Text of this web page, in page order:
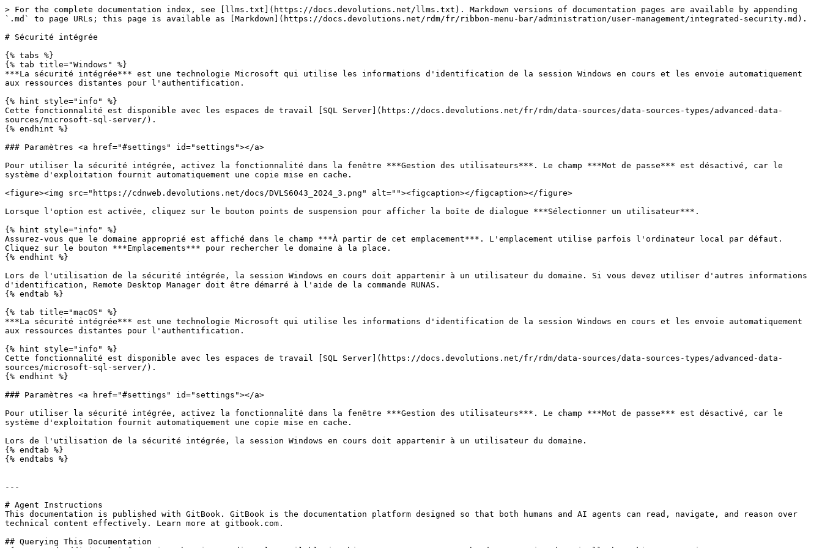
> For the complete documentation index, see [llms.txt](https://docs.devolutions.net/llms.txt). Markdown versions of documentation pages are available by appending
`.md` to page URLs; this page is available as [Markdown](https://docs.devolutions.net/rdm/fr/ribbon-menu-bar/administration/user-management/integrated-security.md).
# Sécurité intégrée
{% tabs %}
{% tab title="Windows" %}
***La sécurité intégrée*** est une technologie Microsoft qui utilise les informations d'identification de la session Windows en cours et les envoie automatiquement
aux ressources distantes pour l'authentification.
{% hint style="info" %}
Cette fonctionnalité est disponible avec les espaces de travail [SQL Server](https://docs.devolutions.net/fr/rdm/data-sources/data-sources-types/advanced-data-
sources/microsoft-sql-server/).
{% endhint %}
### Paramètres <a href="#settings" id="settings"></a>
Pour utiliser la sécurité intégrée, activez la fonctionnalité dans la fenêtre ***Gestion des utilisateurs***. Le champ ***Mot de passe*** est désactivé, car le
système d'exploitation fournit automatiquement une copie mise en cache.
<figure><img src="https://cdnweb.devolutions.net/docs/DVLS6043_2024_3.png" alt=""><figcaption></figcaption></figure>
Lorsque l'option est activée, cliquez sur le bouton points de suspension pour afficher la boîte de dialogue ***Sélectionner un utilisateur***.
{% hint style="info" %}
Assurez-vous que le domaine approprié est affiché dans le champ ***À partir de cet emplacement***. L'emplacement utilise parfois l'ordinateur local par défaut.
Cliquez sur le bouton ***Emplacements*** pour rechercher le domaine à la place.
{% endhint %}
Lors de l'utilisation de la sécurité intégrée, la session Windows en cours doit appartenir à un utilisateur du domaine. Si vous devez utiliser d'autres informations
d'identification, Remote Desktop Manager doit être démarré à l'aide de la commande RUNAS.
{% endtab %}
{% tab title="macOS" %}
***La sécurité intégrée*** est une technologie Microsoft qui utilise les informations d'identification de la session Windows en cours et les envoie automatiquement
aux ressources distantes pour l'authentification.
{% hint style="info" %}
Cette fonctionnalité est disponible avec les espaces de travail [SQL Server](https://docs.devolutions.net/fr/rdm/data-sources/data-sources-types/advanced-data-
sources/microsoft-sql-server/).
{% endhint %}
### Paramètres <a href="#settings" id="settings"></a>
Pour utiliser la sécurité intégrée, activez la fonctionnalité dans la fenêtre ***Gestion des utilisateurs***. Le champ ***Mot de passe*** est désactivé, car le
système d'exploitation fournit automatiquement une copie mise en cache.
Lors de l'utilisation de la sécurité intégrée, la session Windows en cours doit appartenir à un utilisateur du domaine.
{% endtab %}
{% endtabs %}
---
# Agent Instructions
This documentation is published with GitBook. GitBook is the documentation platform designed so that both humans and AI agents can read, navigate, and reason over
technical content effectively. Learn more at gitbook.com.
## Querying This Documentation